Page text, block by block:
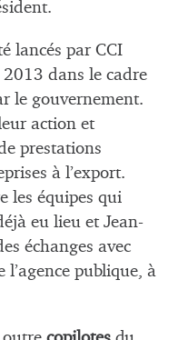
lancés par CCI
dans le cadre
le gouvernement.
action et
prestations
à l’export.
les équipes qui
eu lieu et Jean-
échanges avec
l’agence publique, à